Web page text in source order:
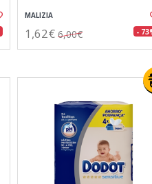
MALIZIA
1,62€ 6,00€ -